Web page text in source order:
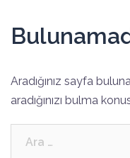
Aradığınız sayfa
aradığınızı bulma